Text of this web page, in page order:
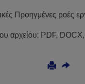
Προηγμένες ροές
αρχείου: PDF,